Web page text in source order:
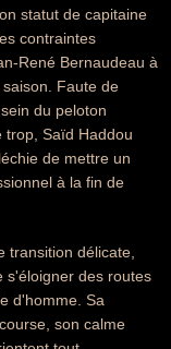
statut de capitaine
contraintes
René Bernaudeau à
Faute de
du peloton
trop, Saïd Haddou
de mettre un
à la fin de
transition délicate,
s'éloigner des routes
d'homme. Sa
son calme